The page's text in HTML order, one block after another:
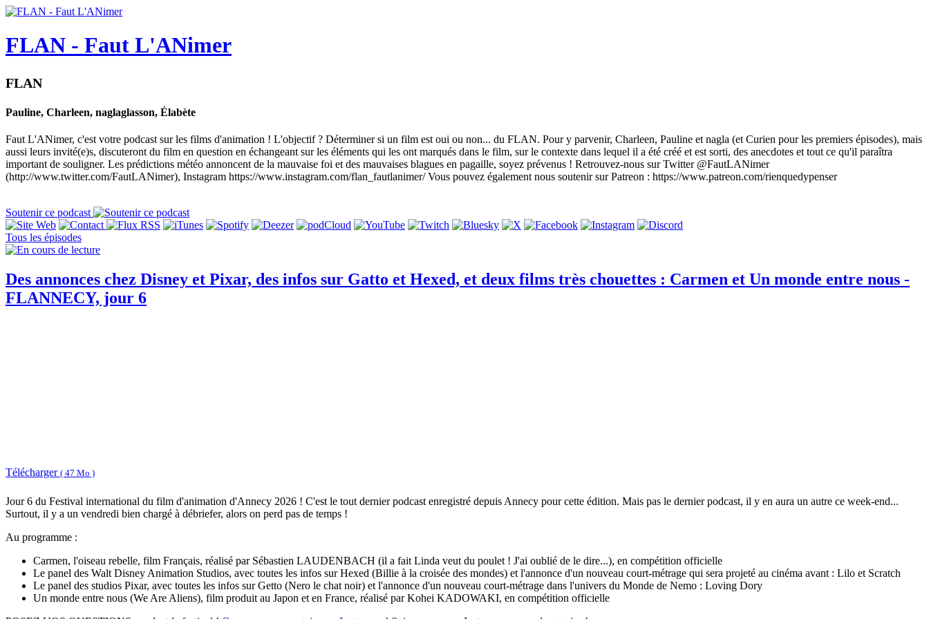
FLAN - Faut L'ANimer
FLAN
Pauline, Charleen, naglaglasson, Élabète
Faut L'ANimer, c'est votre podcast sur les films d'animation ! L'objectif ? Déterminer si un film est oui ou non... du FLAN. Pour y parvenir, Charleen, Pauline et nagla (et Curien pour les premiers épisodes), mais
aussi leurs invité(e)s, discuteront du film en question en échangeant sur les éléments qui les ont marqués dans le film, sur le contexte dans lequel il a été créé et est sorti, des anecdotes et tout ce qu'il paraîtra
important de souligner. Les prédictions météo annoncent de la mauvaise foi et des mauvaises blagues en pagaille, soyez prévenus ! Retrouvez-nous sur Twitter @FautLANimer
(http://www.twitter.com/FautLANimer), Instagram https://www.instagram.com/flan_fautlanimer/ Vous pouvez également nous soutenir sur Patreon : https://www.patreon.com/rienquedypenser
Soutenir ce podcast
Tous les épisodes
Des annonces chez Disney et Pixar, des infos sur Gatto et Hexed, et deux films très chouettes : Carmen et Un monde entre nous -
FLANNECY, jour 6
Télécharger ( 47 Mo )
Jour 6 du Festival international du film d'animation d'Annecy 2026 ! C'est le tout dernier podcast enregistré depuis Annecy pour cette édition. Mais pas le dernier podcast, il y en aura un autre ce week-end...
Surtout, il y a un vendredi bien chargé à débriefer, alors on perd pas de temps !
Au programme :
Carmen, l'oiseau rebelle, film Français, réalisé par Sébastien LAUDENBACH (il a fait Linda veut du poulet ! J'ai oublié de le dire...), en compétition officielle
Le panel des Walt Disney Animation Studios, avec toutes les infos sur Hexed (Billie à la croisée des mondes) et l'annonce d'un nouveau court-métrage qui sera projeté au cinéma avant : Lilo et Scratch
Le panel des studios Pixar, avec toutes les infos sur Getto (Nero le chat noir) et l'annonce d'un nouveau court-métrage dans l'univers du Monde de Nemo : Loving Dory
Un monde entre nous (We Are Aliens), film produit au Japon et en France, réalisé par Kohei KADOWAKI, en compétition officielle